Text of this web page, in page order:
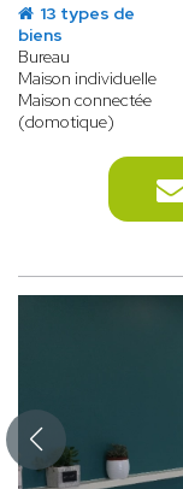
13 types de
biens
Bureau
Maison individuelle
Maison connectée
(domotique)